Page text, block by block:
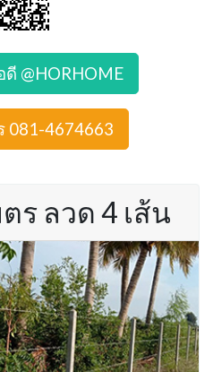
@HORHOME
081-4674663
ร ลวด 4 เส้น